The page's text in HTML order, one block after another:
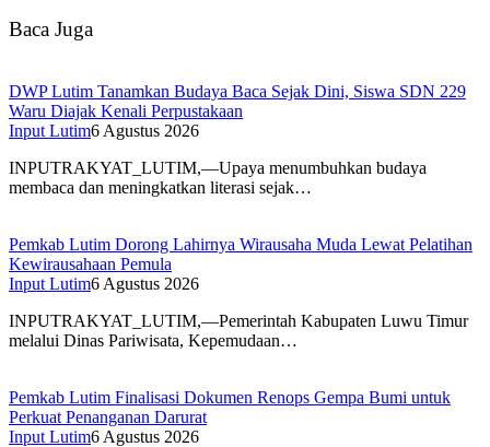
Baca Juga
DWP Lutim Tanamkan Budaya Baca Sejak Dini, Siswa SDN 229
Waru Diajak Kenali Perpustakaan
Input Lutim6 Agustus 2026
INPUTRAKYAT_LUTIM,—Upaya menumbuhkan budaya
membaca dan meningkatkan literasi sejak…
Pemkab Lutim Dorong Lahirnya Wirausaha Muda Lewat Pelatihan
Kewirausahaan Pemula
Input Lutim6 Agustus 2026
INPUTRAKYAT_LUTIM,—Pemerintah Kabupaten Luwu Timur
melalui Dinas Pariwisata, Kepemudaan…
Pemkab Lutim Finalisasi Dokumen Renops Gempa Bumi untuk
Perkuat Penanganan Darurat
Input Lutim6 Agustus 2026